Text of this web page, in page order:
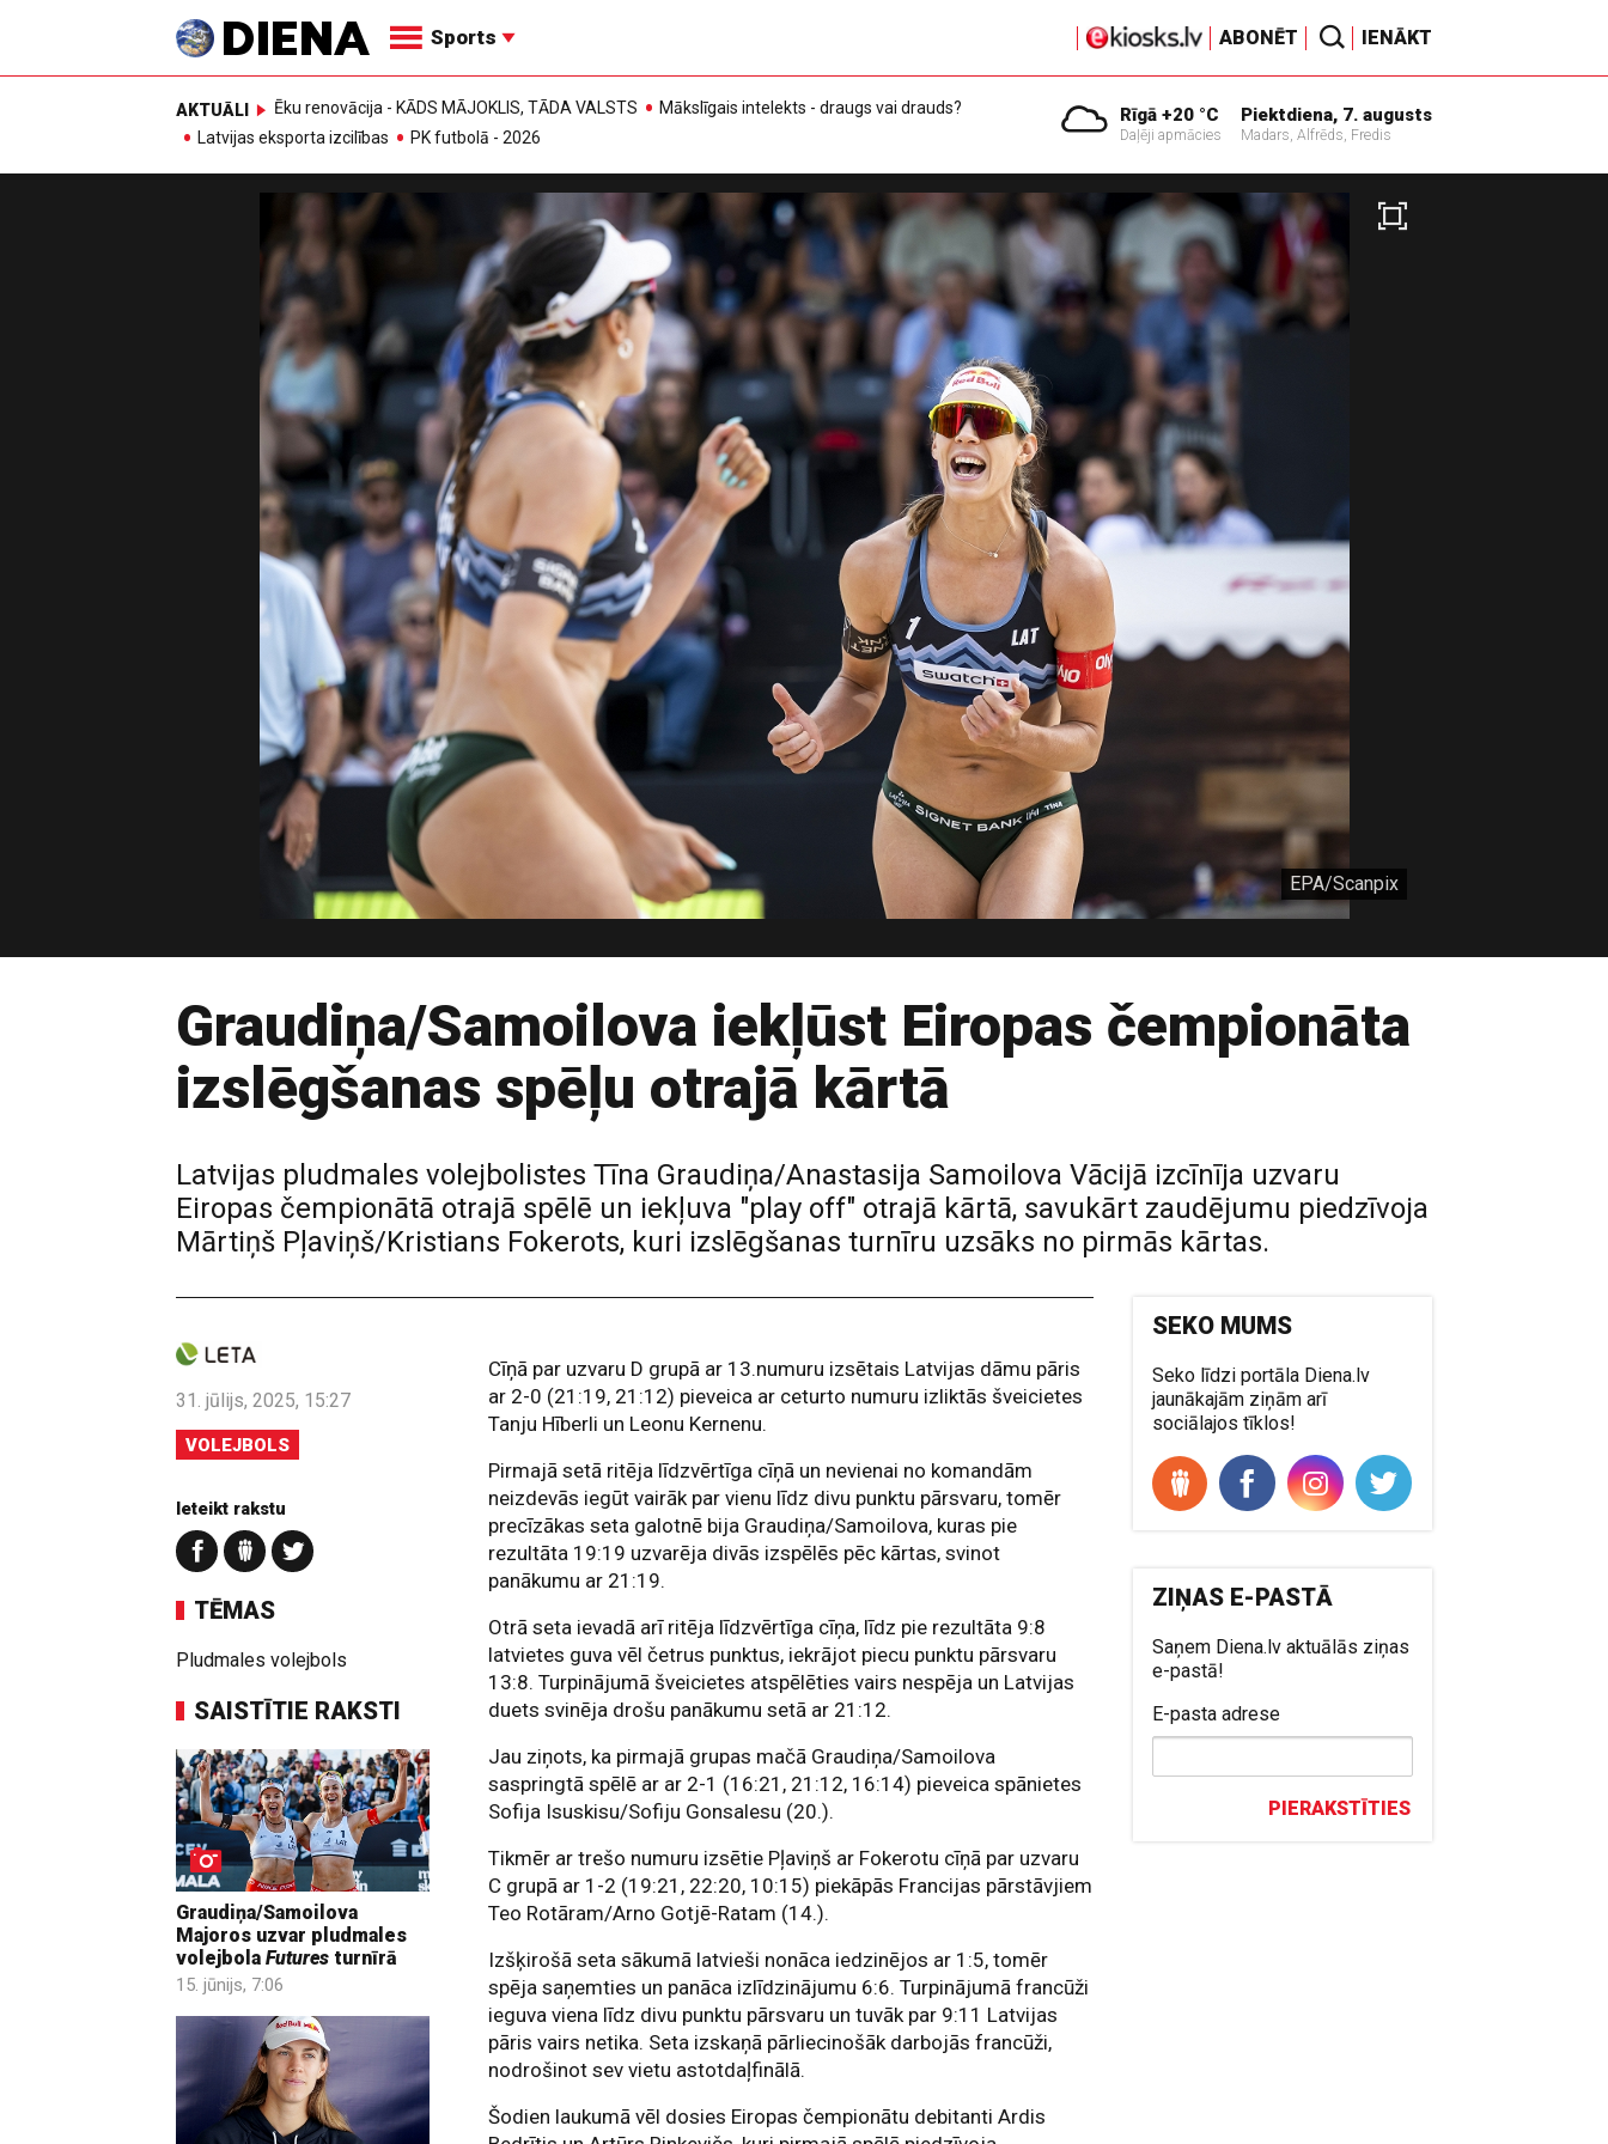
Sports ABONĒT IENĀKT
AKTUĀLI Ēku renovācija - KĀDS MĀJOKLIS, TĀDA VALSTS
Mākslīgais intelekts - draugs vai drauds?
Latvijas eksporta izcilības
PK futbolā - 2026
Rīgā +20 °C
Daļēji apmācies
Piektdiena, 7. augusts
Madars, Alfrēds, Fredis
EPA/Scanpix
Graudiņa/Samoilova iekļūst Eiropas čempionāta
izslēgšanas spēļu otrajā kārtā
Latvijas pludmales volejbolistes Tīna Graudiņa/Anastasija Samoilova Vācijā izcīnīja uzvaru
Eiropas čempionātā otrajā spēlē un iekļuva "play off" otrajā kārtā, savukārt zaudējumu piedzīvoja
Mārtiņš Pļaviņš/Kristians Fokerots, kuri izslēgšanas turnīru uzsāks no pirmās kārtas.
31. jūlijs, 2025, 15:27
VOLEJBOLS
Ieteikt rakstu
TĒMAS
Pludmales volejbols
SAISTĪTIE RAKSTI
Graudiņa/Samoilova
Majoros uzvar pludmales
volejbola Futures turnīrā
15. jūnijs, 7:06
Cīņā par uzvaru D grupā ar 13.numuru izsētais Latvijas dāmu pāris
ar 2-0 (21:19, 21:12) pieveica ar ceturto numuru izliktās šveicietes
Tanju Hīberli un Leonu Kernenu.
Pirmajā setā ritēja līdzvērtīga cīņā un nevienai no komandām
neizdevās iegūt vairāk par vienu līdz divu punktu pārsvaru, tomēr
precīzākas seta galotnē bija Graudiņa/Samoilova, kuras pie
rezultāta 19:19 uzvarēja divās izspēlēs pēc kārtas, svinot
panākumu ar 21:19.
Otrā seta ievadā arī ritēja līdzvērtīga cīņa, līdz pie rezultāta 9:8
latvietes guva vēl četrus punktus, iekrājot piecu punktu pārsvaru
13:8. Turpinājumā šveicietes atspēlēties vairs nespēja un Latvijas
duets svinēja drošu panākumu setā ar 21:12.
Jau ziņots, ka pirmajā grupas mačā Graudiņa/Samoilova
saspringtā spēlē ar ar 2-1 (16:21, 21:12, 16:14) pieveica spānietes
Sofija Isuskisu/Sofiju Gonsalesu (20.).
Tikmēr ar trešo numuru izsētie Pļaviņš ar Fokerotu cīņā par uzvaru
C grupā ar 1-2 (19:21, 22:20, 10:15) piekāpās Francijas pārstāvjiem
Teo Rotāram/Arno Gotjē-Ratam (14.).
Izšķirošā seta sākumā latvieši nonāca iedzinējos ar 1:5, tomēr
spēja saņemties un panāca izlīdzinājumu 6:6. Turpinājumā francūži
ieguva viena līdz divu punktu pārsvaru un tuvāk par 9:11 Latvijas
pāris vairs netika. Seta izskaņā pārliecinošāk darbojās francūži,
nodrošinot sev vietu astotdaļfinālā.
Šodien laukumā vēl dosies Eiropas čempionātu debitanti Ardis
SEKO MUMS
Seko līdzi portāla Diena.lv
jaunākajām ziņām arī
sociālajos tīklos!
ZIŅAS E-PASTĀ
Saņem Diena.lv aktuālās ziņas
e-pastā!
E-pasta adrese
PIERAKSTĪTIES